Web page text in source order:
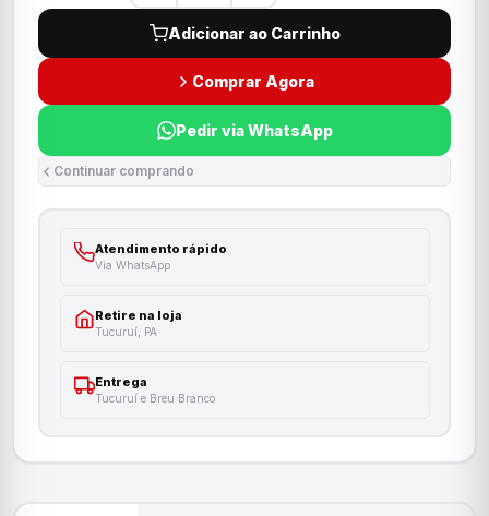
Adicionar ao Carrinho
Comprar Agora
Pedir via WhatsApp
Continuar comprando
Atendimento rápido
Via WhatsApp
Retire na loja
Tucuruí, PA
Entrega
Tucuruí e Breu Branco